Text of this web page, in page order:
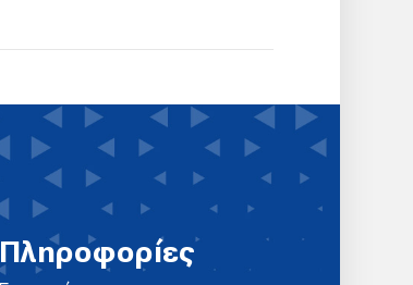
Πληροφορίες